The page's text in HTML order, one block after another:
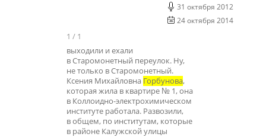
31 октября 2012
24 октября 2014
1 / 1
выходили и ехали
в Старомонетный переулок. Ну,
не только в Старомонетный.
Ксения Михайловна Горбунова,
которая жила в квартире № 1, она
в Коллоидно-электрохимическом
институте работала. Развозили,
в общем, по институтам, которые
в районе Калужской улицы